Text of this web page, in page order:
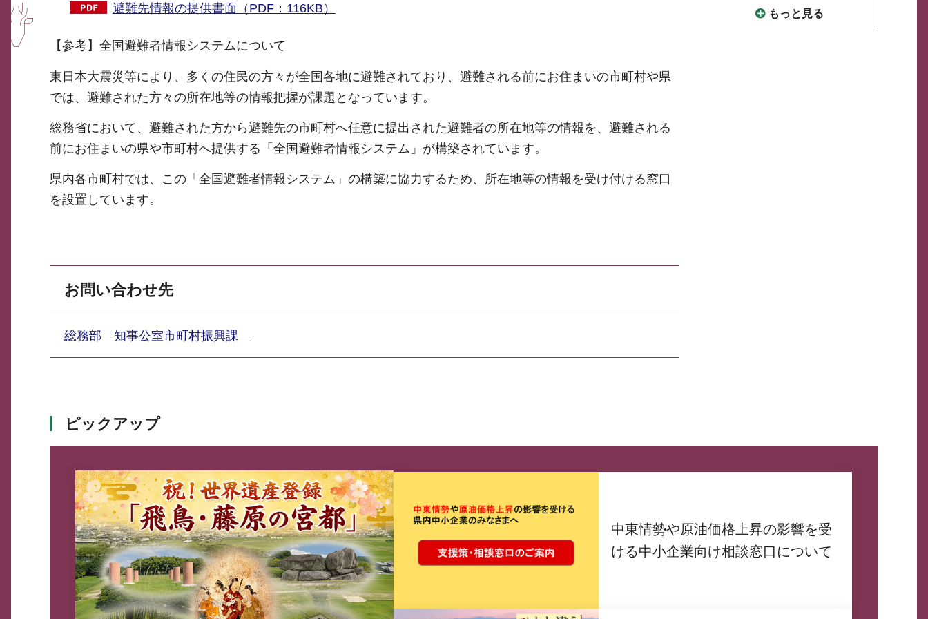
避難先情報の提供書面（PDF：116KB）
【参考】全国避難者情報システムについて
東日本大震災等により、多くの住民の方々が全国各地に避難されており、避難される前にお住まいの市町村や県
では、避難された方々の所在地等の情報把握が課題となっています。
総務省において、避難された方から避難先の市町村へ任意に提出された避難者の所在地等の情報を、避難される
前にお住まいの県や市町村へ提供する「全国避難者情報システム」が構築されています。
県内各市町村では、この「全国避難者情報システム」の構築に協力するため、所在地等の情報を受け付ける窓口
を設置しています。
お問い合わせ先
総務部 知事公室市町村振興課
もっと見る
ピックアップ
中東情勢や原油価格上昇の影響を受
ける中小企業向け相談窓口について